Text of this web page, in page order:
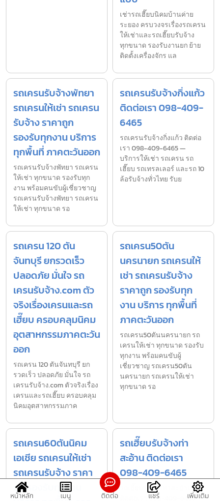
เช่ารถเฮี๊ยบนิคมบ้านค่าย
ระยอง ครบวงจรเรื่องรถเครน
ให้เช่าและรถเฮี๊ยบรับจ้าง
ทุกขนาด รองรับงานยก ย้าย
ติดตั้งเครื่องจักร แล
รถเครนรับจ้างพัทยา
รถเครนให้เช่า รถเครน
รับจ้าง ราคาถูก
รองรับทุกงาน บริการ
ทุกพื้นที่ ภาคตะวันออก
รถเครนรับจ้างพัทยา รถเครน
ให้เช่า ทุกขนาด รองรับทุก
งาน พร้อมคนขับผู้เชี่ยวชาญ
รถเครนรับจ้างพัทยา รถเครน
ให้เช่า ทุกขนาด รอ
รถเครนรับจ้างกิ่งแก้ว
ติดต่อเรา 098-409-
6465
รถเครนรับจ้างกิ่งแก้ว ติดต่อ
เรา 098-409-6465 —
บริการให้เช่า รถเครน รถ
เฮี๊ยบ รถเทรลเลอร์ และรถ 10
ล้อรับจ้างทั่วไทย รับย
รถเครน 120 ตัน
จันทบุรี ยกรวดเร็ว
ปลอดภัย มั่นใจ รถ
เครนรับจ้าง.com ตัว
จริงเรื่องเครนและรถ
เฮี๊ยบ ครอบคลุมนิคม
อุตสาหกรรมภาคตะวัน
ออก
รถเครน 120 ตันจันทบุรี ยก
รวดเร็ว ปลอดภัย มั่นใจ รถ
เครนรับจ้าง.com ตัวจริงเรื่อง
เครนและรถเฮี๊ยบ ครอบคลุม
นิคมอุตสาหกรรมภาค
รถเครน50ตัน
นครนายก รถเครนให้
เช่า รถเครนรับจ้าง
ราคาถูก รองรับทุก
งาน บริการ ทุกพื้นที่
ภาคตะวันออก
รถเครน50ตันนครนายก รถ
เครนให้เช่า ทุกขนาด รองรับ
ทุกงาน พร้อมคนขับผู้
เชี่ยวชาญ รถเครน50ตัน
นครนายก รถเครนให้เช่า
ทุกขนาด รอ
รถเครน60ตันนิคม
เอเชีย รถเครนให้เช่า
รถเครนรับจ้าง ราคา
ถูก รองรับทุกงาน
รถเฮี๊ยบรับจ้างท่า
สะอ้าน ติดต่อเรา
098-409-6465
รถเฮี๊ยบรับจ้างท่าสะอ้าน
ติดต่อเรา 098-409-6465 —
หน้าหลัก เมนู ติดต่อ แชร์ เพิ่มเติม